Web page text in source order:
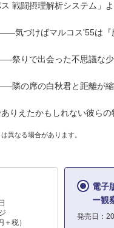
戦闘摂理解析システム」
気づけばマルコス'55は
祭りで出会った不思議な
隣の席の白秋君と距離が
りえたかもしれない彼らの
異なる場合があります。
税）
電子
ー観
発売日：